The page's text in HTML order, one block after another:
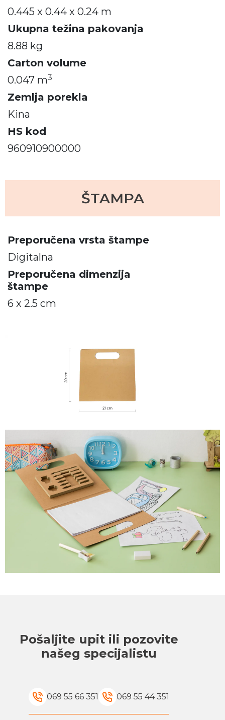
0.445 x 0.44 x 0.24 m
Ukupna težina pakovanja
8.88 kg
Carton volume
0.047 m3
Zemlja porekla
Kina
HS kod
960910900000
ŠTAMPA
Preporučena vrsta štampe
Digitalna
Preporučena dimenzija
štampe
6 x 2.5 cm
Pošaljite upit ili pozovite
našeg specijalistu
069 55 66 351 069 55 44 351